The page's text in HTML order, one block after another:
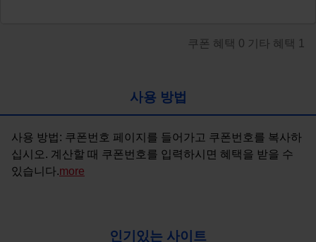
쿠폰 혜택 0 기타 혜택 1
사용 방법
사용 방법: 쿠폰번호 페이지를 들어가고 쿠폰번호를 복사하
십시오. 계산할 때 쿠폰번호를 입력하시면 혜택을 받을 수
있습니다.more
인기있는 사이트